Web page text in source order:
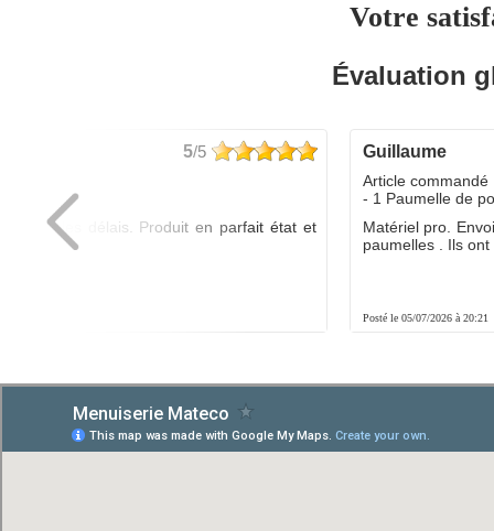
Votre
Évaluation
5/5
dans les délais. Produit en parfait état et
guillaume
Posté le 05/07/2026 à 20:21
Article commandé
- 1 Paumelle de
Matériel pro.
paumelles . Ils ont